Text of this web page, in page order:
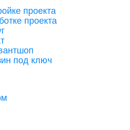
проекта
проекта
под ключ